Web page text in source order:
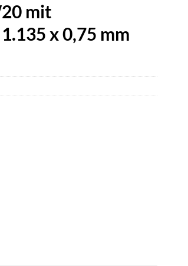
mit
x 0,75 mm